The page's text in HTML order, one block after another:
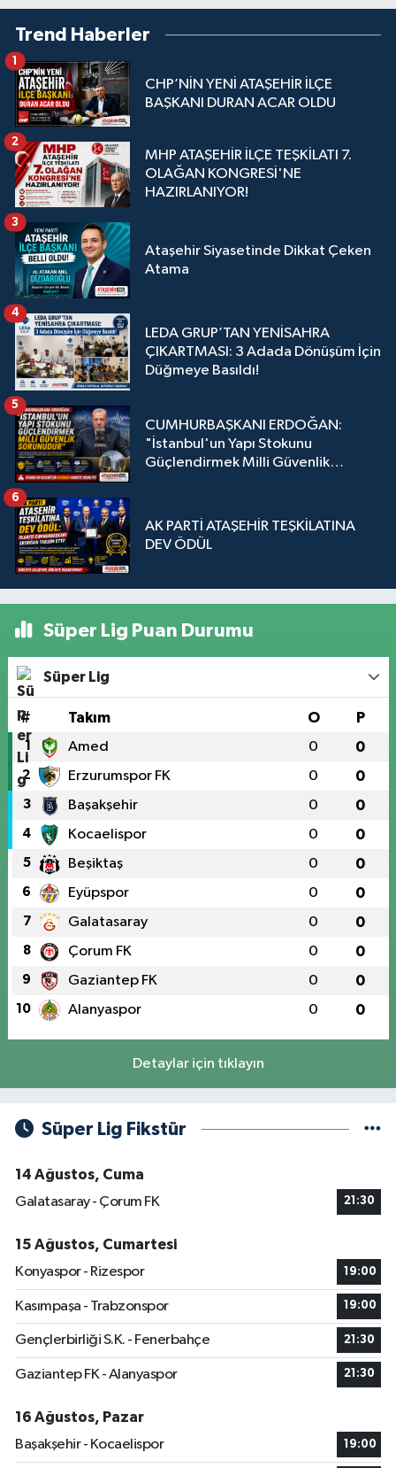
Trend Haberler
CHP’NİN YENİ ATAŞEHİR İLÇE
BAŞKANI DURAN ACAR OLDU
1
MHP ATAŞEHİR İLÇE TEŞKİLATI 7.
OLAĞAN KONGRESİ'NE
HAZIRLANIYOR!
2
Ataşehir Siyasetinde Dikkat Çeken
Atama
3
LEDA GRUP’TAN YENİSAHRA
ÇIKARTMASI: 3 Adada Dönüşüm İçin
Düğmeye Basıldı!
4
CUMHURBAŞKANI ERDOĞAN:
"İstanbul'un Yapı Stokunu
Güçlendirmek Milli Güvenlik
5
AK PARTİ ATAŞEHİR TEŞKİLATINA
DEV ÖDÜL
6
Süper Lig Puan Durumu
Süper Lig
# Takım O P
1 Amed 0 0
2 Erzurumspor FK 0 0
3 Başakşehir 0 0
4 Kocaelispor 0 0
5 Beşiktaş 0 0
6 Eyüpspor 0 0
7 Galatasaray 0 0
8 Çorum FK 0 0
9 Gaziantep FK 0 0
10 Alanyaspor 0 0
Detaylar için tıklayın
Süper Lig Fikstür
14 Ağustos, Cuma
Galatasaray - Çorum FK
21:30
15 Ağustos, Cumartesi
Konyaspor - Rizespor
19:00
Kasımpaşa - Trabzonspor 19:00
Gençlerbirliği S.K. - Fenerbahçe 21:30
Gaziantep FK - Alanyaspor 21:30
16 Ağustos, Pazar
Başakşehir - Kocaelispor
19:00